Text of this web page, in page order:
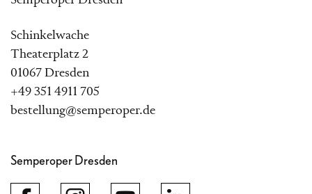
Schinkelwache
Theaterplatz 2
01067 Dresden
+49 351 4911 705
bestellung@semperoper.de
Semperoper Dresden